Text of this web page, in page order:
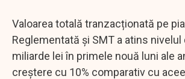
Valoarea totală tranzacționată pe
Reglementată și SMT a atins nivelul
miliarde lei în primele nouă luni ale
creștere cu 10% comparativ cu